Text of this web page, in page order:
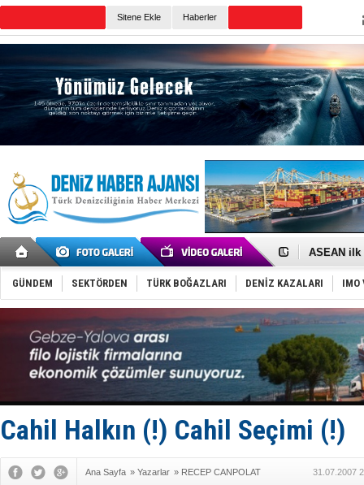
Sitene Ekle Haberler
D-Marin,
ASEAN ilk
TAYK -
İstanbul
Tersane
İngiliz
FESCO,
DESE,
35 milyon
İnsansız
Anadolu
GÜNDEM SEKTÖRDEN TÜRK BOĞAZLARI DENİZ KAZALARI IMO
Cahil Halkın (!) Cahil Seçimi (!)
Ana Sayfa » Yazarlar » RECEP CANPOLAT 31.07.2007